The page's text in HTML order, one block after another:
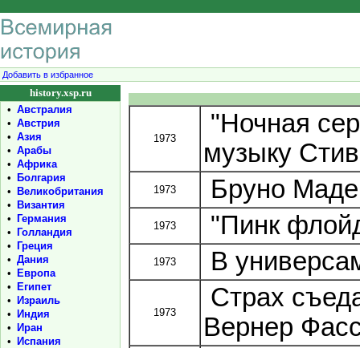
Добавить в избранное
history.xsp.ru
• Австралия
• Австрия
• Азия
• Арабы
• Африка
•
Болгария
•
Великобритания
•
Византия
•
Германия
•
Голландия
•
Греция
• Дания
•
Европа
•
Египет
•
Израиль
•
Индия
•
Иран
•
Испания
1973
"Ночная
музыку
1973 Бруно
1973 "Пинк
1973 В
1973
Страх
Вернер